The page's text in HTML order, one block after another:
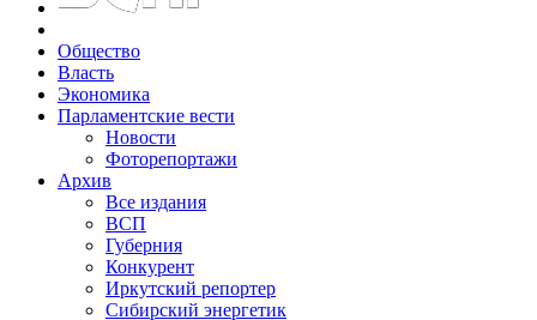
Общество
Власть
Экономика
Парламентские вести
Новости
Фоторепортажи
Архив
Все издания
ВСП
Губерния
Конкурент
Иркутский репортер
Сибирский энергетик